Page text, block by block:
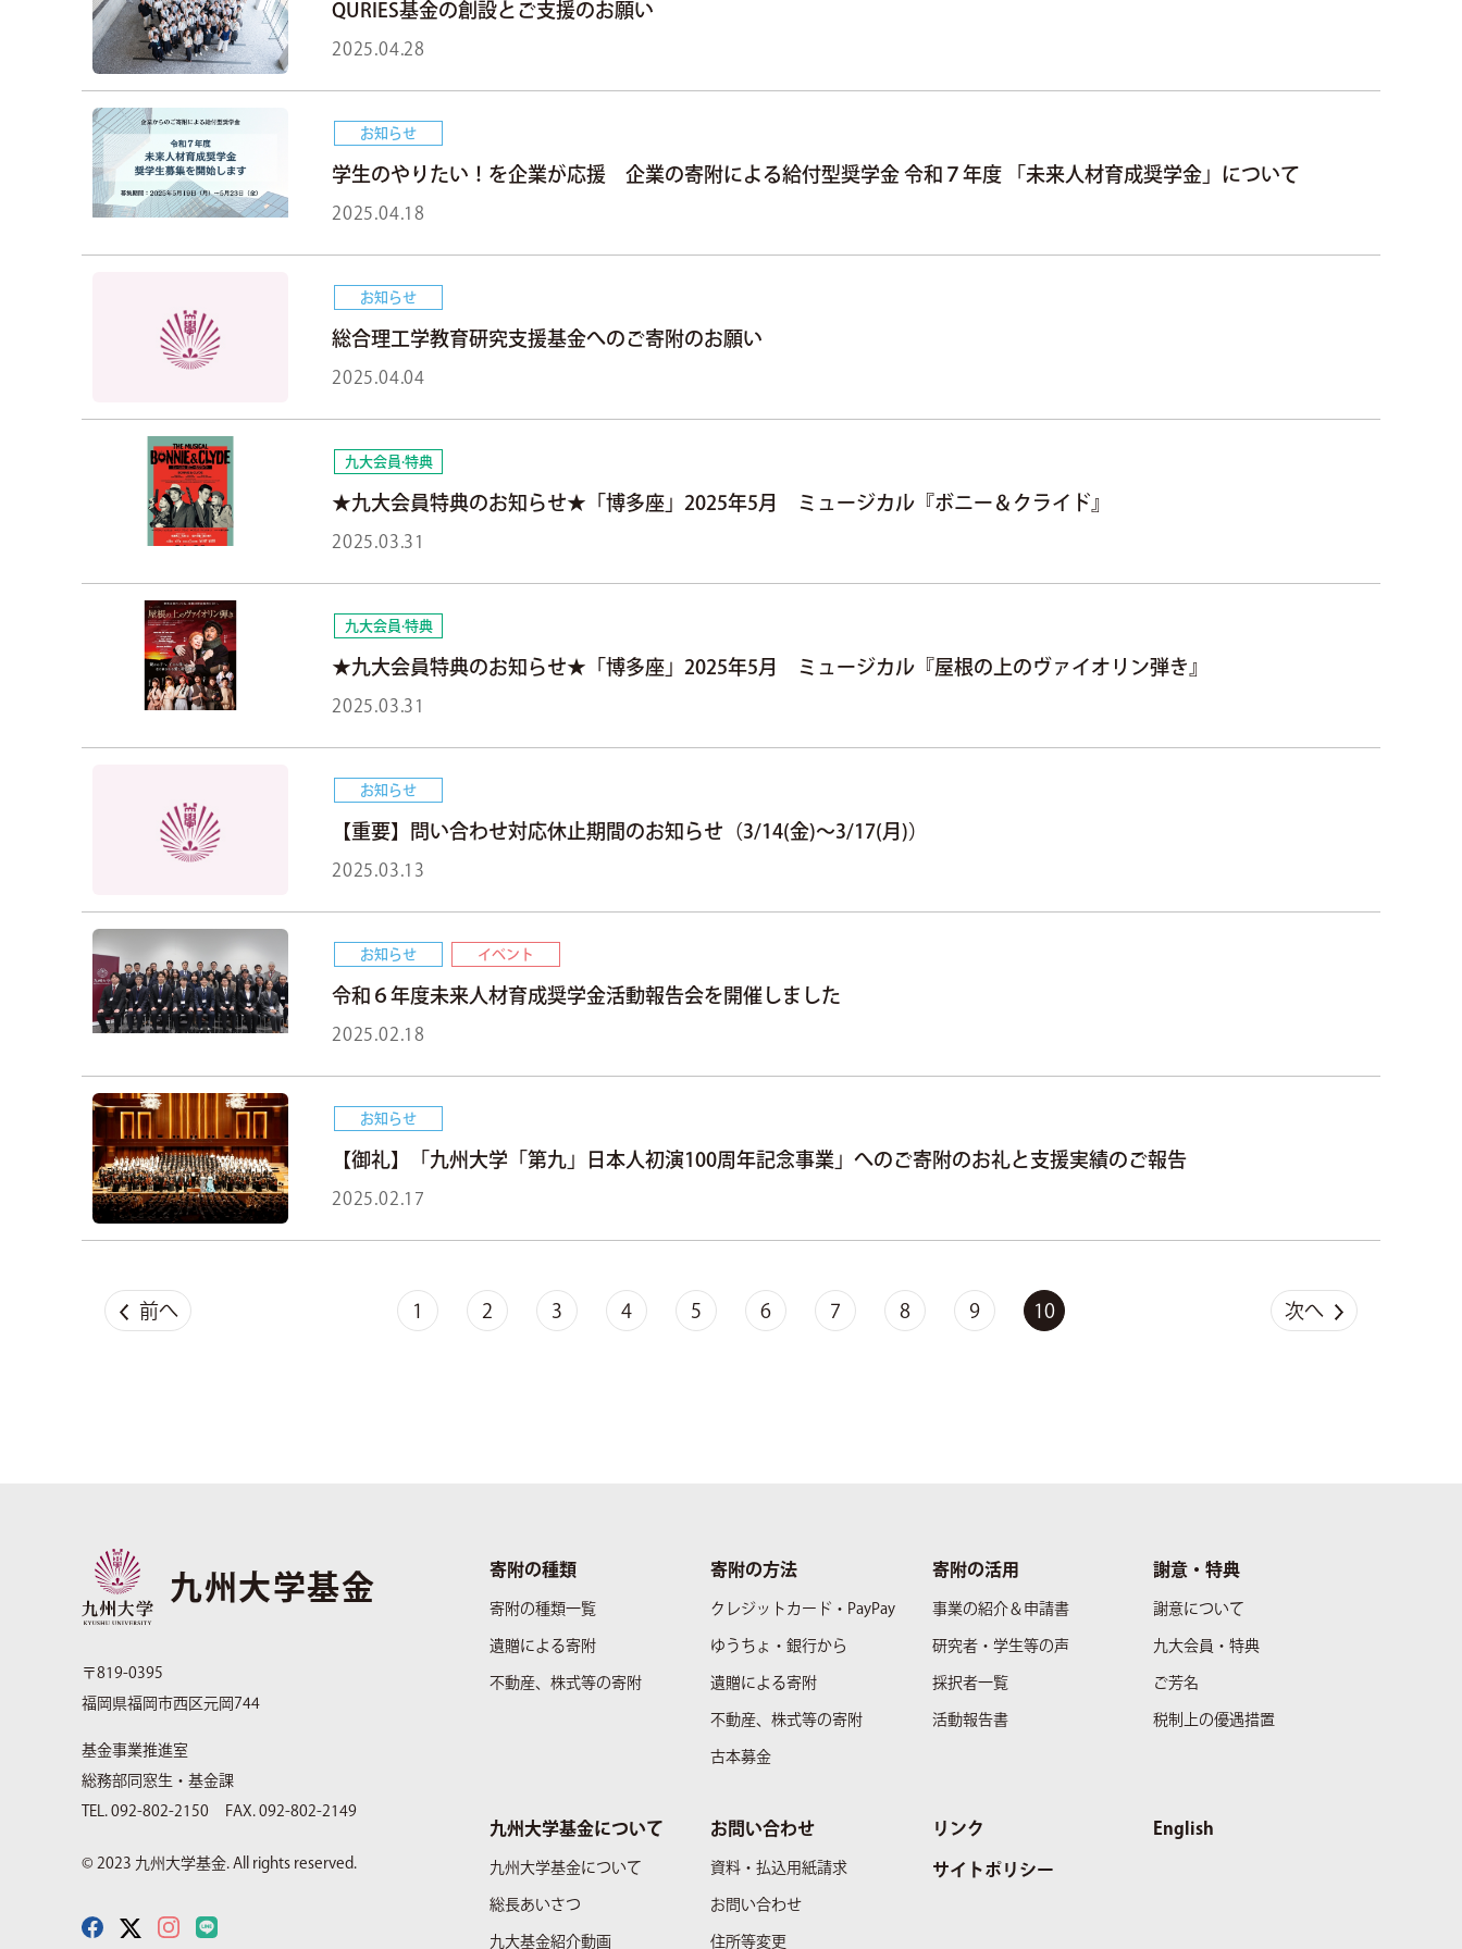
QURIES基金の創設とご支援のお願い
2025.04.28
お知らせ
学生のやりたい！を企業が応援 企業の寄附による給付型奨学金 令和７年度 「未来人材育成奨学金」について
2025.04.18
お知らせ
総合理工学教育研究支援基金へのご寄附のお願い
2025.04.04
九大会員·特典
★九大会員特典のお知らせ★「博多座」2025年5月 ミュージカル『ボニー＆クライド』
2025.03.31
九大会員·特典
★九大会員特典のお知らせ★「博多座」2025年5月 ミュージカル『屋根の上のヴァイオリン弾き』
2025.03.31
お知らせ
【重要】問い合わせ対応休止期間のお知らせ（3/14(金)～3/17(月)）
2025.03.13
お知らせ イベント
令和６年度未来人材育成奨学金活動報告会を開催しました
2025.02.18
お知らせ
【御礼】「九州大学「第九」日本人初演100周年記念事業」へのご寄附のお礼と支援実績のご報告
2025.02.17
前へ 1 2 3 4 5 6 7 8 9 10 次へ
九州大学基金
〒819-0395
福岡県福岡市西区元岡744
基金事業推進室
総務部同窓生・基金課
TEL. 092-802-2150
FAX. 092-802-2149
© 2023 九州大学基金. All rights reserved.
寄附の種類
寄附の種類一覧
遺贈による寄附
不動産、株式等の寄附
寄附の方法
クレジットカード・PayPay
ゆうちょ・銀行から
遺贈による寄附
不動産、株式等の寄附
古本募金
寄附の活用
事業の紹介＆申請書
研究者・学生等の声
採択者一覧
活動報告書
謝意・特典
謝意について
九大会員・特典
ご芳名
税制上の優遇措置
九州大学基金について
九州大学基金について
総長あいさつ
九大基金紹介動画
お問い合わせ
資料・払込用紙請求
お問い合わせ
住所等変更
リンク
サイトポリシー
English